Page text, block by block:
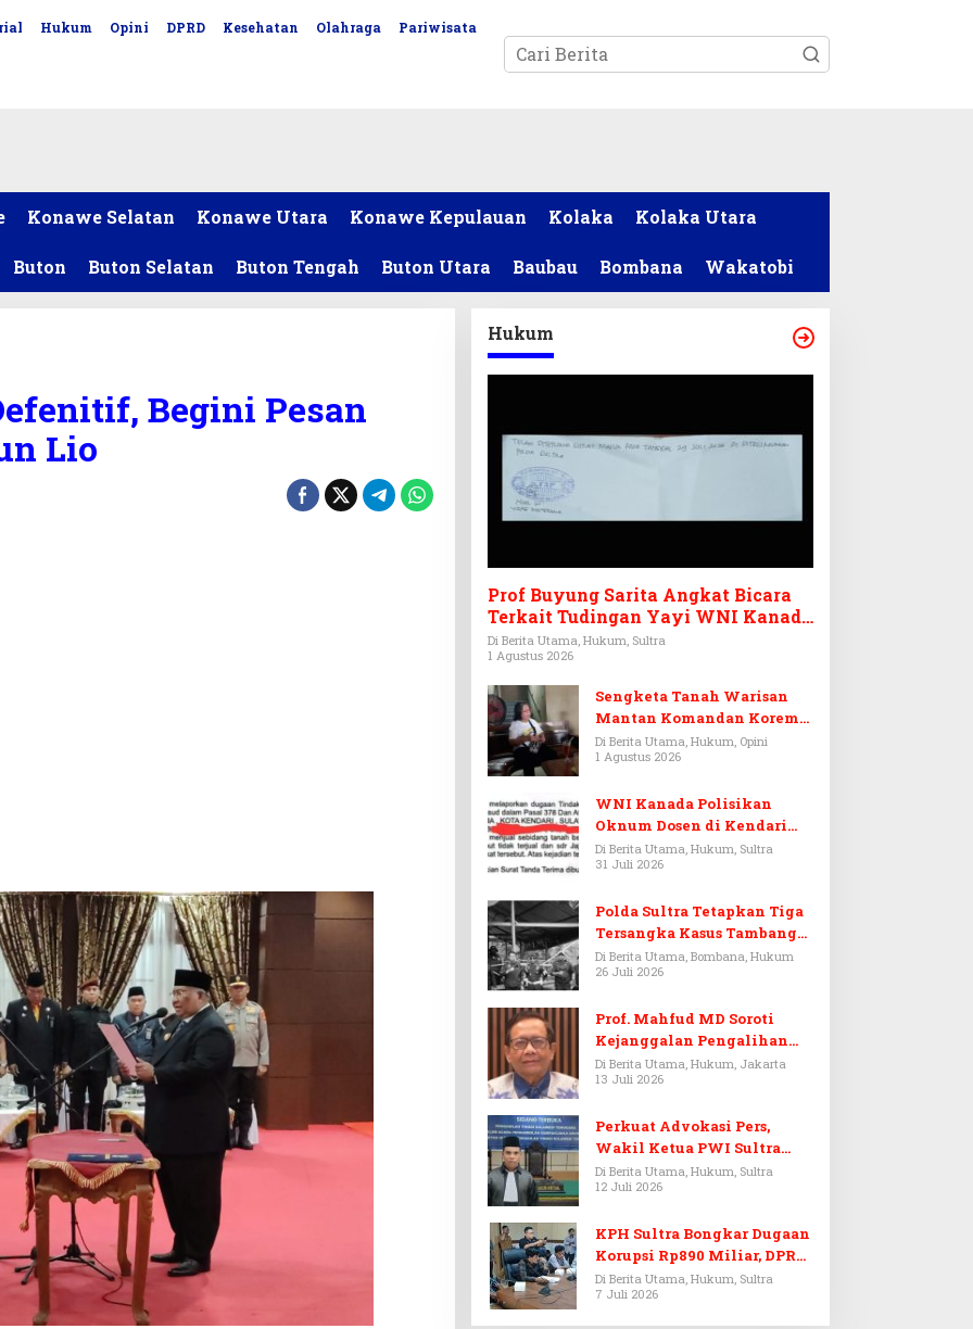
Hukum Opini DPRD Kesehatan Olahraga Pariwisata
Konawe Selatan Konawe Utara Konawe Kepulauan Kolaka Kolaka Utara
Buton Buton Selatan Buton Tengah Buton Utara Baubau Bombana Wakatobi
Begini Pesan
Lio
Hukum
Prof Buyung Sarita Angkat Bicara
Terkait Tudingan Yayi WNI Kanada
Ditagih Utang Rp3,6 Miliar
Di Berita Utama, Hukum, Sultra
1 Agustus 2026
Sengketa Tanah Warisan
Mantan Komandan Korem
143/HO, Ketika Warisan
Menjadi Arena Pemerasan
Di Berita Utama, Hukum, Opini
1 Agustus 2026
WNI Kanada Polisikan
Oknum Dosen di Kendari
Terkait Aset Puluhan Miliar
Di Berita Utama, Hukum, Sultra
31 Juli 2026
Polda Sultra Tetapkan Tiga
Tersangka Kasus Tambang
Emas Ilegal di Bombana
Di Berita Utama, Bombana, Hukum
26 Juli 2026
Prof. Mahfud MD Soroti
Kejanggalan Pengalihan
Penyelidikan Tersangka
Febrie Adriansyah
Di Berita Utama, Hukum, Jakarta
13 Juli 2026
Perkuat Advokasi Pers,
Wakil Ketua PWI Sultra
Resmi Dilantik Menjadi
Advokat PERADI
Di Berita Utama, Hukum, Sultra
12 Juli 2026
KPH Sultra Bongkar Dugaan
Korupsi Rp890 Miliar, DPRD
Sultra Gelar RDP
Di Berita Utama, Hukum, Sultra
7 Juli 2026